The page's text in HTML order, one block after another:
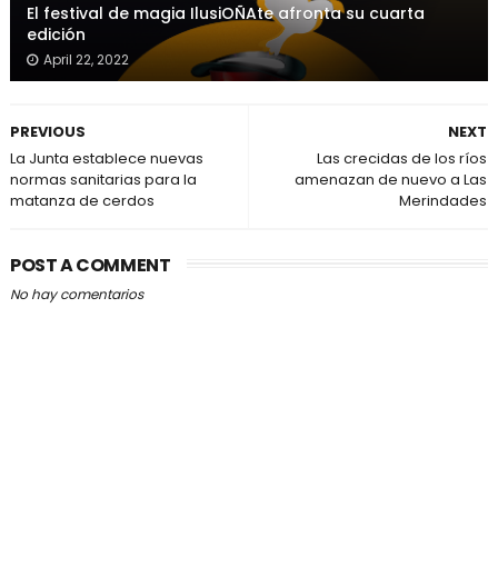
El festival de magia IlusiOÑAte afronta su cuarta
edición
April 22, 2022
NEXT
Las crecidas de los ríos
amenazan de nuevo a Las
Merindades
PREVIOUS
La Junta establece nuevas
normas sanitarias para la
matanza de cerdos
POST A COMMENT
No hay comentarios